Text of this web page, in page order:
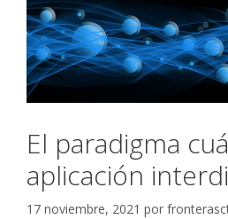
El paradigma
aplicación
17 noviembre, 2021 por